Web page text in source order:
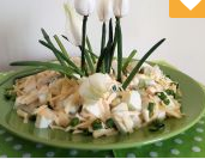
Wybierz listę: